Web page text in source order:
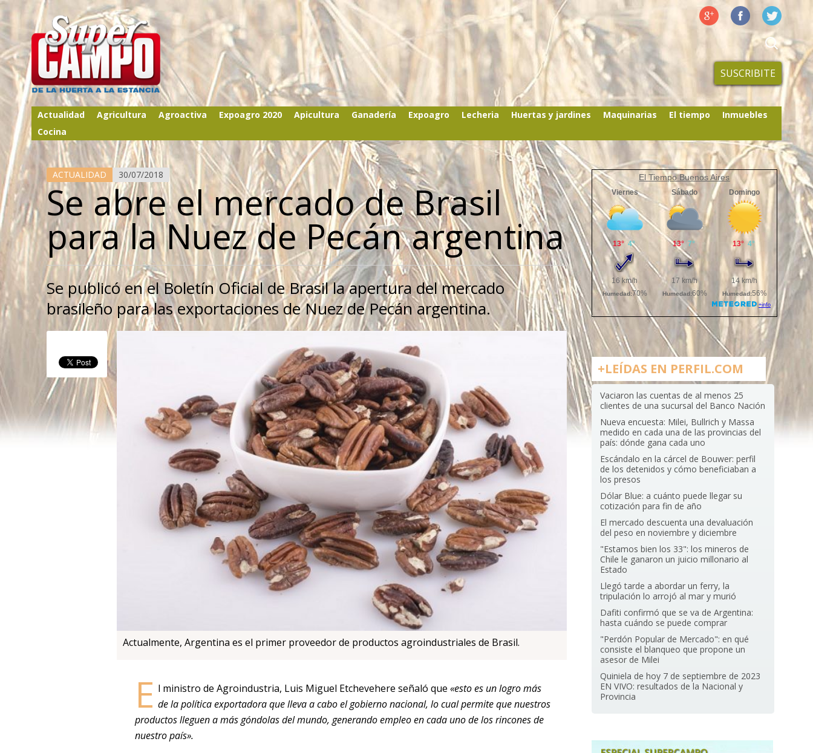
SUSCRIBITE
Actualidad Agricultura Agroactiva Expoagro 2020 Apicultura Ganadería Expoagro Lecheria Huertas y jardines Maquinarias El tiempo
Inmuebles
Cocina
ACTUALIDAD 30/07/2018
Se abre el mercado de Brasil
para la Nuez de Pecán argentina
Se publicó en el Boletín Oficial de Brasil la apertura del mercado
brasileño para las exportaciones de Nuez de Pecán argentina.
Actualmente, Argentina es el primer proveedor de productos agroindustriales de Brasil.
E l ministro de Agroindustria, Luis Miguel Etchevehere señaló que «esto es un logro más
de la política exportadora que lleva a cabo el gobierno nacional, lo cual permite que nuestros
productos lleguen a más góndolas del mundo, generando empleo en cada uno de los rincones de
nuestro país».
El Tiempo Buenos Aires
+LEÍDAS EN PERFIL.COM
Vaciaron las cuentas de al menos 25
clientes de una sucursal del Banco Nación
Nueva encuesta: Milei, Bullrich y Massa
medido en cada una de las provincias del
país: dónde gana cada uno
Escándalo en la cárcel de Bouwer: perfil
de los detenidos y cómo beneficiaban a
los presos
Dólar Blue: a cuánto puede llegar su
cotización para fin de año
El mercado descuenta una devaluación
del peso en noviembre y diciembre
"Estamos bien los 33": los mineros de
Chile le ganaron un juicio millonario al
Estado
Llegó tarde a abordar un ferry, la
tripulación lo arrojó al mar y murió
Dafiti confirmó que se va de Argentina:
hasta cuándo se puede comprar
"Perdón Popular de Mercado": en qué
consiste el blanqueo que propone un
asesor de Milei
Quiniela de hoy 7 de septiembre de 2023
EN VIVO: resultados de la Nacional y
Provincia